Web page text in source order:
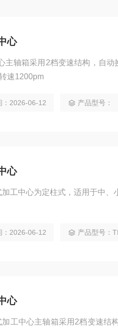
心
主轴箱采用2档变速结构，自
速1200pm
：2026-06-12 产品型号：
心
工中心为定柱式，适用于中、
：2026-06-12 产品型号：
心
工中心主轴箱采用2档变速结